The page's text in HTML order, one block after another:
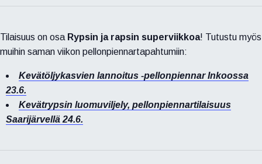
Tilaisuus on osa Rypsin ja rapsin superviikkoa! Tutustu myös
muihin saman viikon pellonpiennartapahtumiin:
Kevätöljykasvien lannoitus -pellonpiennar Inkoossa
23.6.
Kevätrypsin luomuviljely, pellonpiennartilaisuus
Saarijärvellä 24.6.